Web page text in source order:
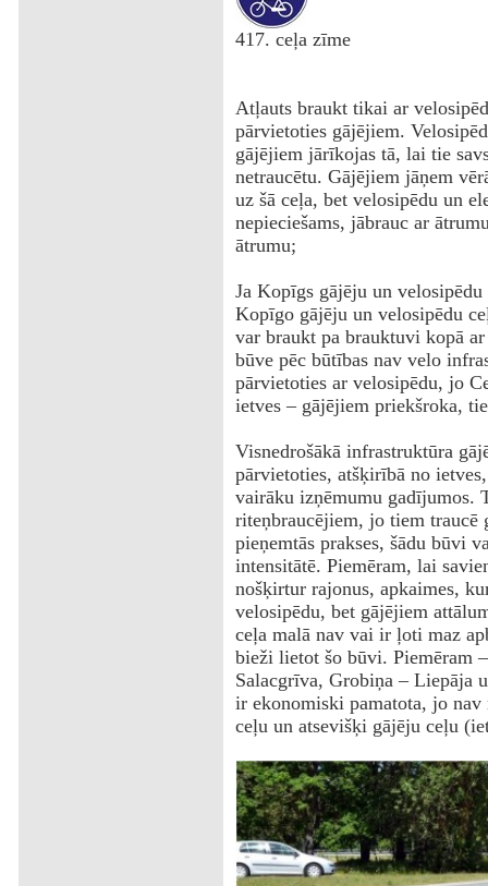
‌417. ceļa zīme
Atļauts braukt tikai ar
pārvietoties gājējiem.
gājējiem jārīkojas tā, lai tie
netraucētu. Gājējiem jāņem
uz šā ceļa, bet velosipēdu un
nepieciešams, jābrauc ar
ātrumu;
Ja Kopīgs gājēju un
Kopīgo gājēju un velosipēdu
var braukt pa brauktuvi kopā
būve pēc būtības nav velo
pārvietoties ar velosipēdu, jo
ietves – gājējiem priekšroka,
Visnedrošākā infrastruktūra
pārvietoties, atšķirībā no
vairāku izņēmumu gadījumos.
riteņbraucējiem, jo tiem traucē
pieņemtās prakses, šādu būvi
intensitātē. Piemēram, lai
nošķirtur rajonus, apkaimes,
velosipēdu, bet gājējiem
ceļa malā nav vai ir ļoti maz
bieži lietot šo būvi. Piemēram
Salacgrīva, Grobiņa – Liepāja
ir ekonomiski pamatota, jo nav
ceļu un atsevišķi gājēju ceļu